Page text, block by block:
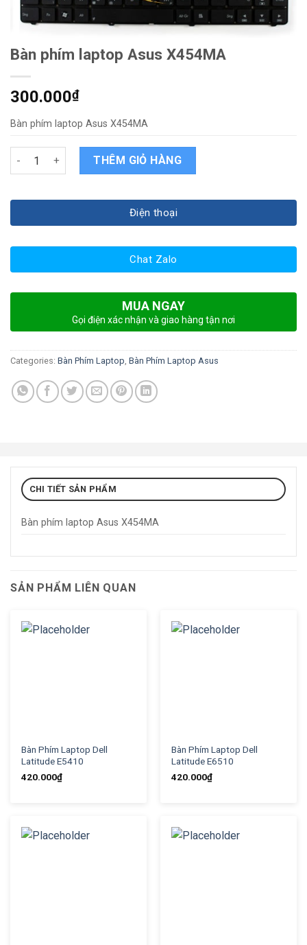
Bàn phím laptop Asus X454MA
300.000₫
Bàn phím laptop Asus X454MA
Bàn phím laptop Asus X454MA quantity
THÊM GIỎ HÀNG
Điện thoại
Chat Zalo
MUA NGAY
Gọi điện xác nhận và giao hàng tận nơi
Categories: Bàn Phím Laptop, Bàn Phím Laptop Asus
CHI TIẾT SẢN PHẨM
Bàn phím laptop Asus X454MA
SẢN PHẨM LIÊN QUAN
Bàn Phím Laptop Dell
Latitude E5410
420.000₫
Bàn Phím Laptop Dell
Latitude E6510
420.000₫